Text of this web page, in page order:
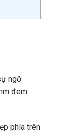
ngỡ
đem
phía trên